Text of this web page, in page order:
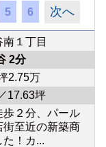
5 6 次へ
１丁目
2分
2.75万
17.63坪
歩２分、パール
街至近の新築商
！カ...